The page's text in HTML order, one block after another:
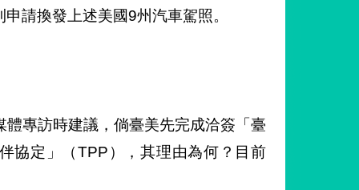
請換發上述美國9州汽車駕照。
專訪時建議，倘臺美先完成洽簽「臺
協定」（TPP），其理由為何？目前